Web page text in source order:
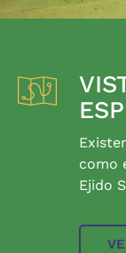
como
Ejido